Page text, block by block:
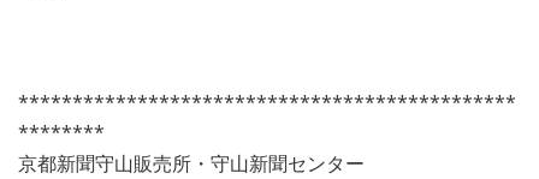
**********************************************
********
京都新聞守山販売所・守山新聞センター